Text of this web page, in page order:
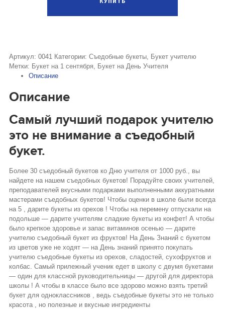
Артикул:0041 Категории:Съедобные букеты Букет учителю
Метки: Букет на 1 сентября
Букет на День Учителя
Описание
Описание
Самый лучший подарок учителю
это не внимание а съедобный
букет.
Более 30 съедобный букетов ко Дню учителя от 1000 руб., вы
найдете на нашем съедобных букетов! Порадуйте своих учителей,
преподавателей вкусными подарками выполненными аккуратными
мастерами съедобных букетов! Чтобы оценки в школе были всегда
на 5 , дарите букеты из орехов ! Чтобы на перемену отпускали на
подольше — дарите учителям сладкие букеты из конфет! А чтобы
было крепкое здоровье и запас витаминов осенью — дарите
учителю съедобный букет из фруктов! На День Знаний с букетом
из цветов уже не ходят — на День знаний принято покупать
учителю съедобные букеты из орехов, сладостей, сухофруктов и
колбас. Самый прилежный ученик едет в школу с двумя букетами
— один для классной руководительницы — другой для директора
школы ! А чтобы в классе было все здорово можно взять третий
букет для одноклассников , ведь съедобные букеты это не только
красота , но полезные и вкусные ингредиенты